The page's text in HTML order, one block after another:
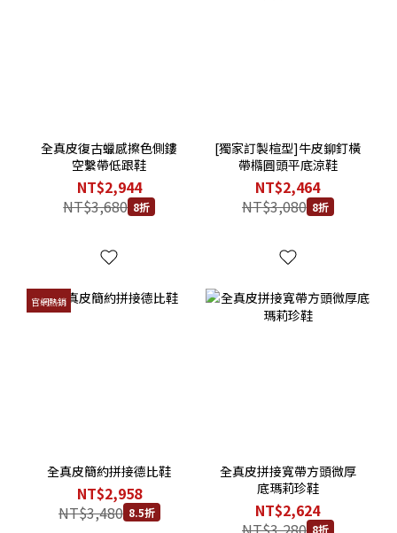
全真皮復古蠟感擦色側鏤
空繫帶低跟鞋
NT$2,944
NT$3,680 8折
[獨家訂製楦型]牛皮鉚釘橫
帶橢圓頭平底涼鞋
NT$2,464
NT$3,080 8折
官網熱銷
全真皮簡約拼接德比鞋
NT$2,958
NT$3,480 8.5折
全真皮拼接寬帶方頭微厚
底瑪莉珍鞋
NT$2,624
8折